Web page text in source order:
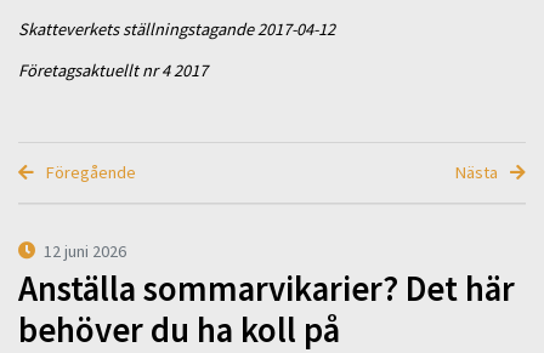
Skatteverkets ställningstagande 2017-04-12
Företagsaktuellt nr 4 2017
Föregående Nästa
12 juni 2026
Anställa sommarvikarier? Det här
behöver du ha koll på